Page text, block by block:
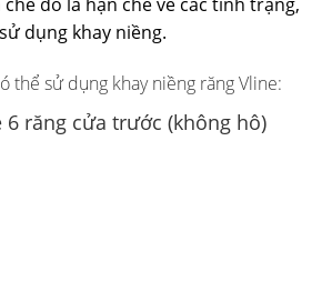
dụng khay niềng.
thể sử dụng khay niềng răng Vline:
6 răng cửa trước (không hô)